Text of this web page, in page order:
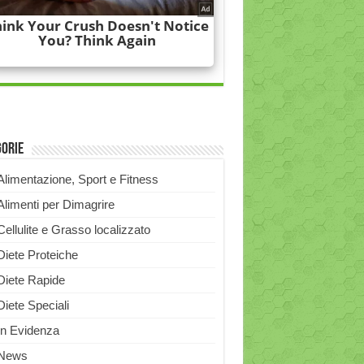
Sport e Fitness
per Dimagrire
e Grasso localizzato
Proteiche
Rapide
Speciali
Evidenza